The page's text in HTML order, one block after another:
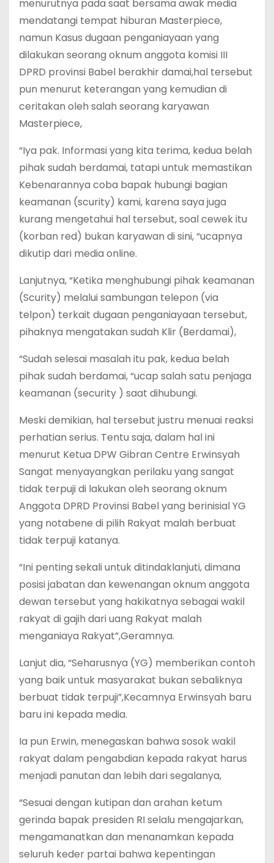
menurutnya pada saat bersama awak media
mendatangi tempat hiburan Masterpiece,
namun Kasus dugaan penganiayaan yang
dilakukan seorang oknum anggota komisi III
DPRD provinsi Babel berakhir damai,hal tersebut
pun menurut keterangan yang kemudian di
ceritakan oleh salah seorang karyawan
Masterpiece,
“Iya pak. Informasi yang kita terima, kedua belah
pihak sudah berdamai, tatapi untuk memastikan
Kebenarannya coba bapak hubungi bagian
keamanan (scurity) kami, karena saya juga
kurang mengetahui hal tersebut, soal cewek itu
(korban red) bukan karyawan di sini, “ucapnya
dikutip dari media online.
Lanjutnya, “Ketika menghubungi pihak keamanan
(Scurity) melalui sambungan telepon (via
telpon) terkait dugaan penganiayaan tersebut,
pihaknya mengatakan sudah Klir (Berdamai),
“Sudah selesai masalah itu pak, kedua belah
pihak sudah berdamai, “ucap salah satu penjaga
keamanan (security ) saat dihubungi.
Meski demikian, hal tersebut justru menuai reaksi
perhatian serius. Tentu saja, dalam hal ini
menurut Ketua DPW Gibran Centre Erwinsyah
Sangat menyayangkan perilaku yang sangat
tidak terpuji di lakukan oleh seorang oknum
Anggota DPRD Provinsi Babel yang berinisial YG
yang notabene di pilih Rakyat malah berbuat
tidak terpuji katanya.
“Ini penting sekali untuk ditindaklanjuti, dimana
posisi jabatan dan kewenangan oknum anggota
dewan tersebut yang hakikatnya sebagai wakil
rakyat di gajih dari uang Rakyat malah
menganiaya Rakyat”,Geramnya.
Lanjut dia, “Seharusnya (YG) memberikan contoh
yang baik untuk masyarakat bukan sebaliknya
berbuat tidak terpuji”,Kecamnya Erwinsyah baru
baru ini kepada media.
Ia pun Erwin, menegaskan bahwa sosok wakil
rakyat dalam pengabdian kepada rakyat harus
menjadi panutan dan lebih dari segalanya,
“Sesuai dengan kutipan dan arahan ketum
gerinda bapak presiden RI selalu mengajarkan,
mengamanatkan dan menanamkan kepada
seluruh keder partai bahwa kepentingan